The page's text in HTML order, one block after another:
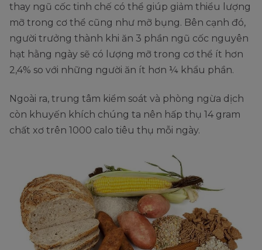
thay ngũ cốc tinh chế có thể giúp giảm thiểu lượng
mỡ trong cơ thể cũng như mỡ bụng. Bên cạnh đó,
người trưởng thành khi ăn 3 phần ngũ cốc nguyên
hạt hằng ngày sẽ có lượng mỡ trong cơ thể ít hơn
2,4% so với những người ăn ít hơn ¼ khẩu phần.
Ngoài ra, trung tâm kiểm soát và phòng ngừa dịch
còn khuyến khích chúng ta nên hấp thụ 14 gram
chất xơ trên 1000 calo tiêu thụ mỗi ngày.